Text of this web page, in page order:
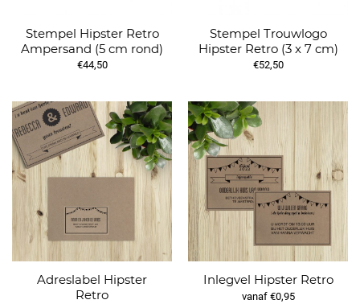
Stempel Hipster Retro
Ampersand (5 cm rond)
€44,50
Stempel Trouwlogo
Hipster Retro (3 x 7 cm)
€52,50
Adreslabel Hipster
Retro
Inlegvel Hipster Retro
vanaf €0,95